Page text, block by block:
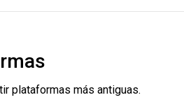
plataformas más antiguas.